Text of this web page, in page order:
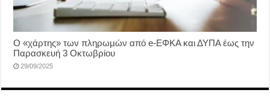
Ο «χάρτης» των πληρωμών από e-ΕΦΚΑ και ΔΥΠΑ έως την
Παρασκευή 3 Οκτωβρίου
29/09/2025